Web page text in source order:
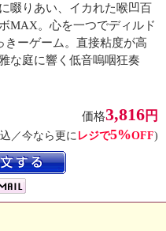
啜りあい、イカれた喉凹百
MAX。心を一つでディルド
きーゲーム。直接粘度が高
な庭に響く低音嗚咽狂奏
価格3,816円
／今なら更に レジで5%OFF)